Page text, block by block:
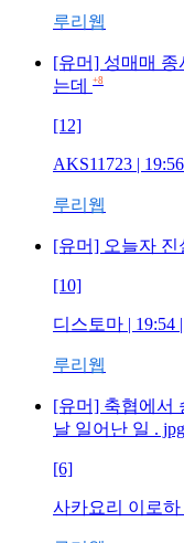
루리웹
[유머] 성매매 종
는데
+8
[12]
AKS11723 |
루리웹
[유머] 오늘자 진
[10]
디스토마 | 19:54
루리웹
[유머] 축협에서
날 일어난 일 . jpg
[6]
사카요리 이로하